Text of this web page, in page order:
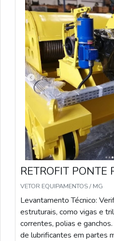
RETROFIT PONTE
VETOR EQUIPAMENTOS / MG
Levantamento Técnico: Verificação de componentes
estruturais, como vigas e
correntes, polias e ganchos. |
de lubrificantes em partes